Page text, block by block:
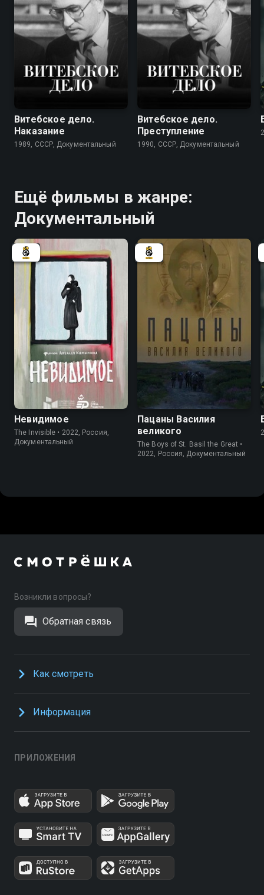
Витебское дело.
Наказание
1989, СССР, Документальный
Витебское дело.
Преступление
1990, СССР, Документальный
Ещё фильмы в жанре:
Документальный
Невидимое
The Invisible • 2022, Россия,
Документальный
Пацаны Василия
великого
The Boys of St. Basil the Great •
2022, Россия, Документальный
Возникли вопросы?
Обратная связь
Как смотреть
Информация
ПРИЛОЖЕНИЯ